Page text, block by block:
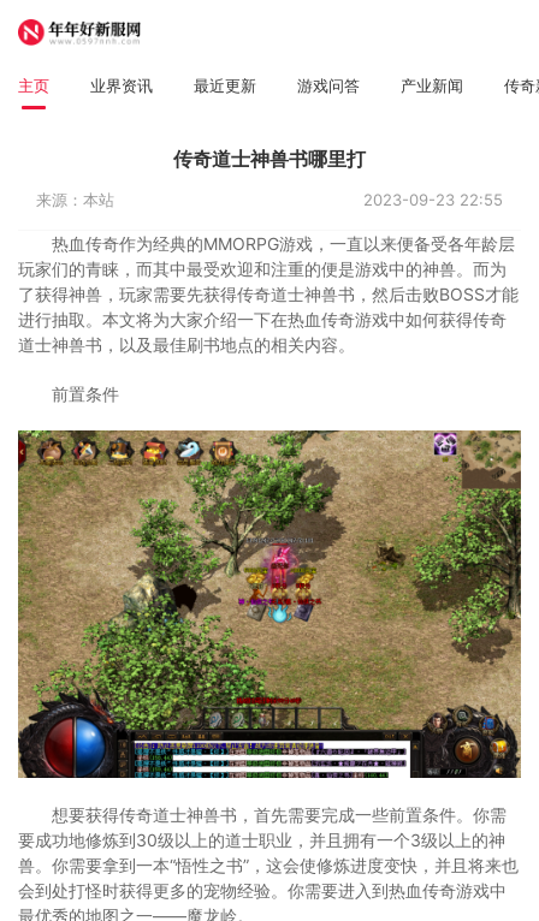
主页 业界资讯 最近更新 游戏问答 产业新闻 传奇
传奇道士神兽书哪里打
来源：本站 2023-09-23 22:55
热血传奇作为经典的MMORPG游戏，一直以来便备受各年龄层
玩家们的青睐，而其中最受欢迎和注重的便是游戏中的神兽。而为
了获得神兽，玩家需要先获得传奇道士神兽书，然后击败BOSS才能
进行抽取。本文将为大家介绍一下在热血传奇游戏中如何获得传奇
道士神兽书，以及最佳刷书地点的相关内容。
前置条件
想要获得传奇道士神兽书，首先需要完成一些前置条件。你需
要成功地修炼到30级以上的道士职业，并且拥有一个3级以上的神
兽。你需要拿到一本“悟性之书”，这会使修炼进度变快，并且将来也
会到处打怪时获得更多的宠物经验。你需要进入到热血传奇游戏中
最优秀的地图之一——魔龙岭。